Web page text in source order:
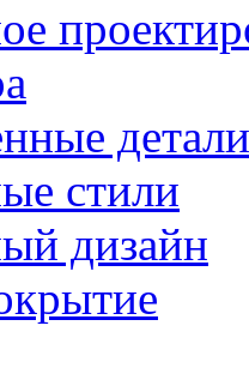
детали
стили
дизайн